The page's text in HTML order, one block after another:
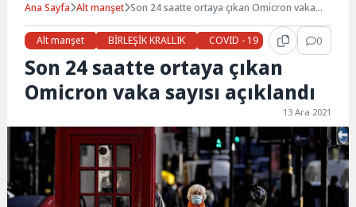
Ana Sayfa Alt manşet Son 24 saatte ortaya çıkan Omicron vaka
Alt manşet
BİRLEŞİK KRALLIK COVID - 19 Gündem
0
Son 24 saatte ortaya çıkan
Omicron vaka sayısı açıklandı
13 Ara 2021